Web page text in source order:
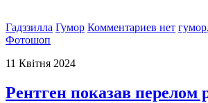
Гадззилла Гумор Комментариев нет гумор,
Фотошоп
11 Квітня 2024
Рентген показав перелом